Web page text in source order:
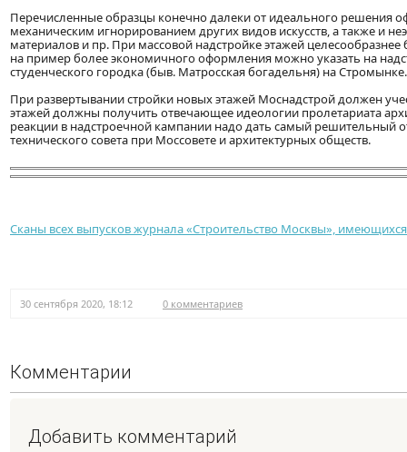
Перечисленные образцы конечно далеки от идеального решения
механическим игнорированием других видов искусств, а также и
материалов и пр. При массовой надстройке этажей
на пример более экономичного оформления можно указать на
студенческого городка (быв. Матросская богадельня) на Стромынке.
При развертывании стройки новых этажей Моснадстрой должен
этажей должны получить отвечающее идеологии пролетариата
реакции в надстроечной кампании надо дать самый решительный
технического совета при Моссовете и архитектурных обществ.
Сканы всех выпусков журнала «Строительство Москвы», имеющихся
30 сентября 2020, 18:12 0 комментариев
Комментарии
Добавить комментарий